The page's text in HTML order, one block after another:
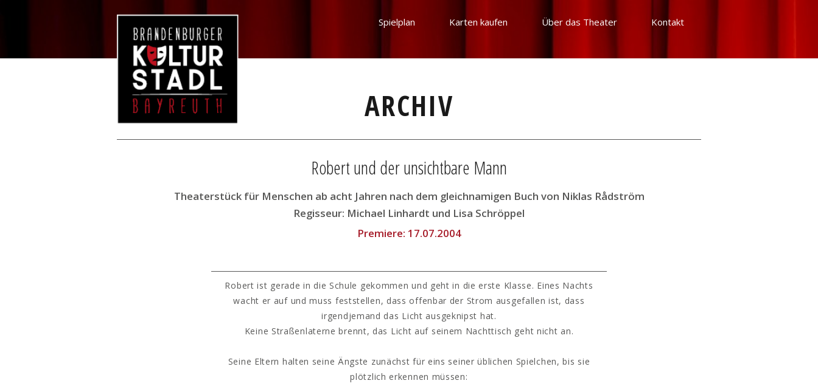
Spielplan Karten kaufen Über das Theater Kontakt
ARCHIV
Robert und der unsichtbare Mann
Theaterstück für Menschen ab acht Jahren nach dem gleichnamigen Buch von Niklas Rådström
Regisseur: Michael Linhardt und Lisa Schröppel
Premiere: 17.07.2004
Robert ist gerade in die Schule gekommen und geht in die erste Klasse. Eines Nachts
wacht er auf und muss feststellen, dass offenbar der Strom ausgefallen ist, dass
irgendjemand das Licht ausgeknipst hat.
Keine Straßenlaterne brennt, das Licht auf seinem Nachttisch geht nicht an.
Seine Eltern halten seine Ängste zunächst für eins seiner üblichen Spielchen, bis sie
plötzlich erkennen müssen: